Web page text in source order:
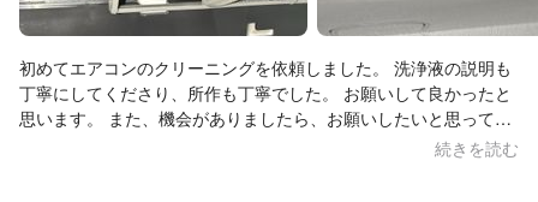
初めてエアコンのクリーニングを依頼しました。 洗浄液の説明も
丁寧にしてくださり、所作も丁寧でした。 お願いして良かったと
思います。 また、機会がありましたら、お願いしたいと思ってい
続きを読む